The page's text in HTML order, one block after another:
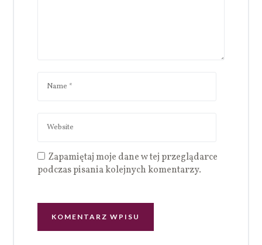
Zapamiętaj moje dane w tej przeglądarce
podczas pisania kolejnych komentarzy.